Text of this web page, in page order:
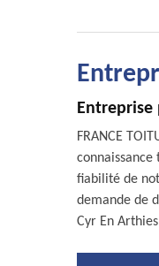
Entreprise
FRANCE
fiabilité de
demande de
Cyr En